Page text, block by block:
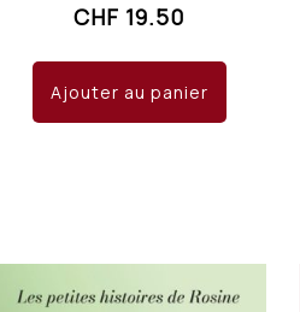
CHF 19.50
Ajouter au panier